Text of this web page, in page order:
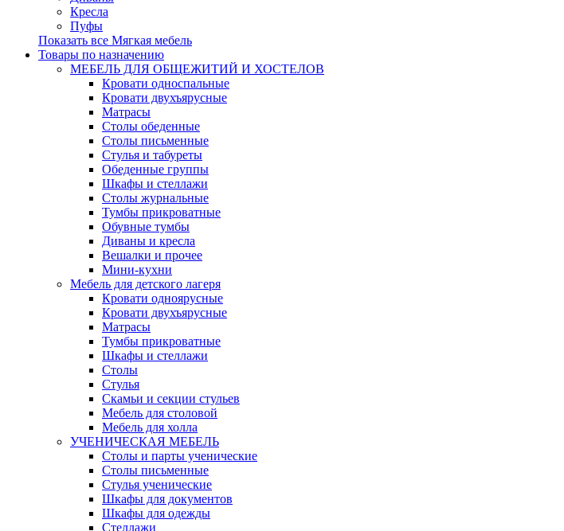
Кресла
Пуфы
Показать все Мягкая мебель
Товары по назначению
МЕБЕЛЬ ДЛЯ ОБЩЕЖИТИЙ И ХОСТЕЛОВ
Кровати односпальные
Кровати двухъярусные
Матрасы
Столы обеденные
Столы письменные
Стулья и табуреты
Обеденные группы
Шкафы и стеллажи
Столы журнальные
Тумбы прикроватные
Обувные тумбы
Диваны и кресла
Вешалки и прочее
Мини-кухни
Мебель для детского лагеря
Кровати одноярусные
Кровати двухъярусные
Матрасы
Тумбы прикроватные
Шкафы и стеллажи
Столы
Стулья
Скамьи и секции стульев
Мебель для столовой
Мебель для холла
УЧЕНИЧЕСКАЯ МЕБЕЛЬ
Столы и парты ученические
Столы письменные
Стулья ученические
Шкафы для документов
Шкафы для одежды
Стеллажи